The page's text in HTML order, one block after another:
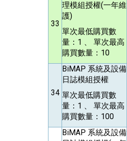
33
理模組授權(一年維
護)
單次最低購買數
量：1 、 單次最高
購買數量：10
34
BiMAP 系統及設備
日誌模組授權
單次最低購買數
量：1 、 單次最高
購買數量：100
BiMAP 系統及設備